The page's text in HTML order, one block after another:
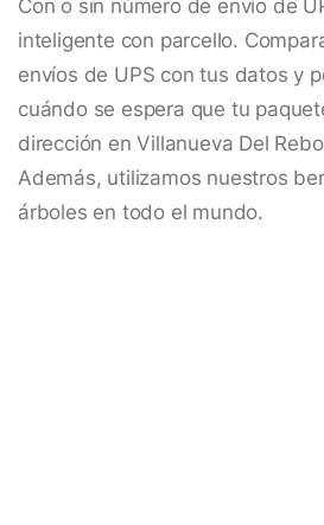
Con o sin número de envío de
inteligente con parcello.
envíos de UPS con tus datos y
cuándo se espera que tu
dirección en Villanueva Del
Además, utilizamos nuestros
árboles en todo el mundo.